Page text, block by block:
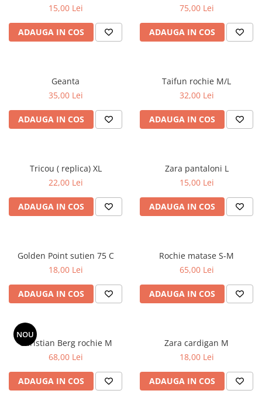
15,00 Lei
ADAUGA IN COS
75,00 Lei
ADAUGA IN COS
Geanta
35,00 Lei
ADAUGA IN COS
Taifun rochie M/L
32,00 Lei
ADAUGA IN COS
Tricou ( replica) XL
22,00 Lei
ADAUGA IN COS
Zara pantaloni L
15,00 Lei
ADAUGA IN COS
Golden Point sutien 75 C
18,00 Lei
ADAUGA IN COS
Rochie matase S-M
65,00 Lei
ADAUGA IN COS
NOU
Christian Berg rochie M
68,00 Lei
ADAUGA IN COS
Zara cardigan M
18,00 Lei
ADAUGA IN COS